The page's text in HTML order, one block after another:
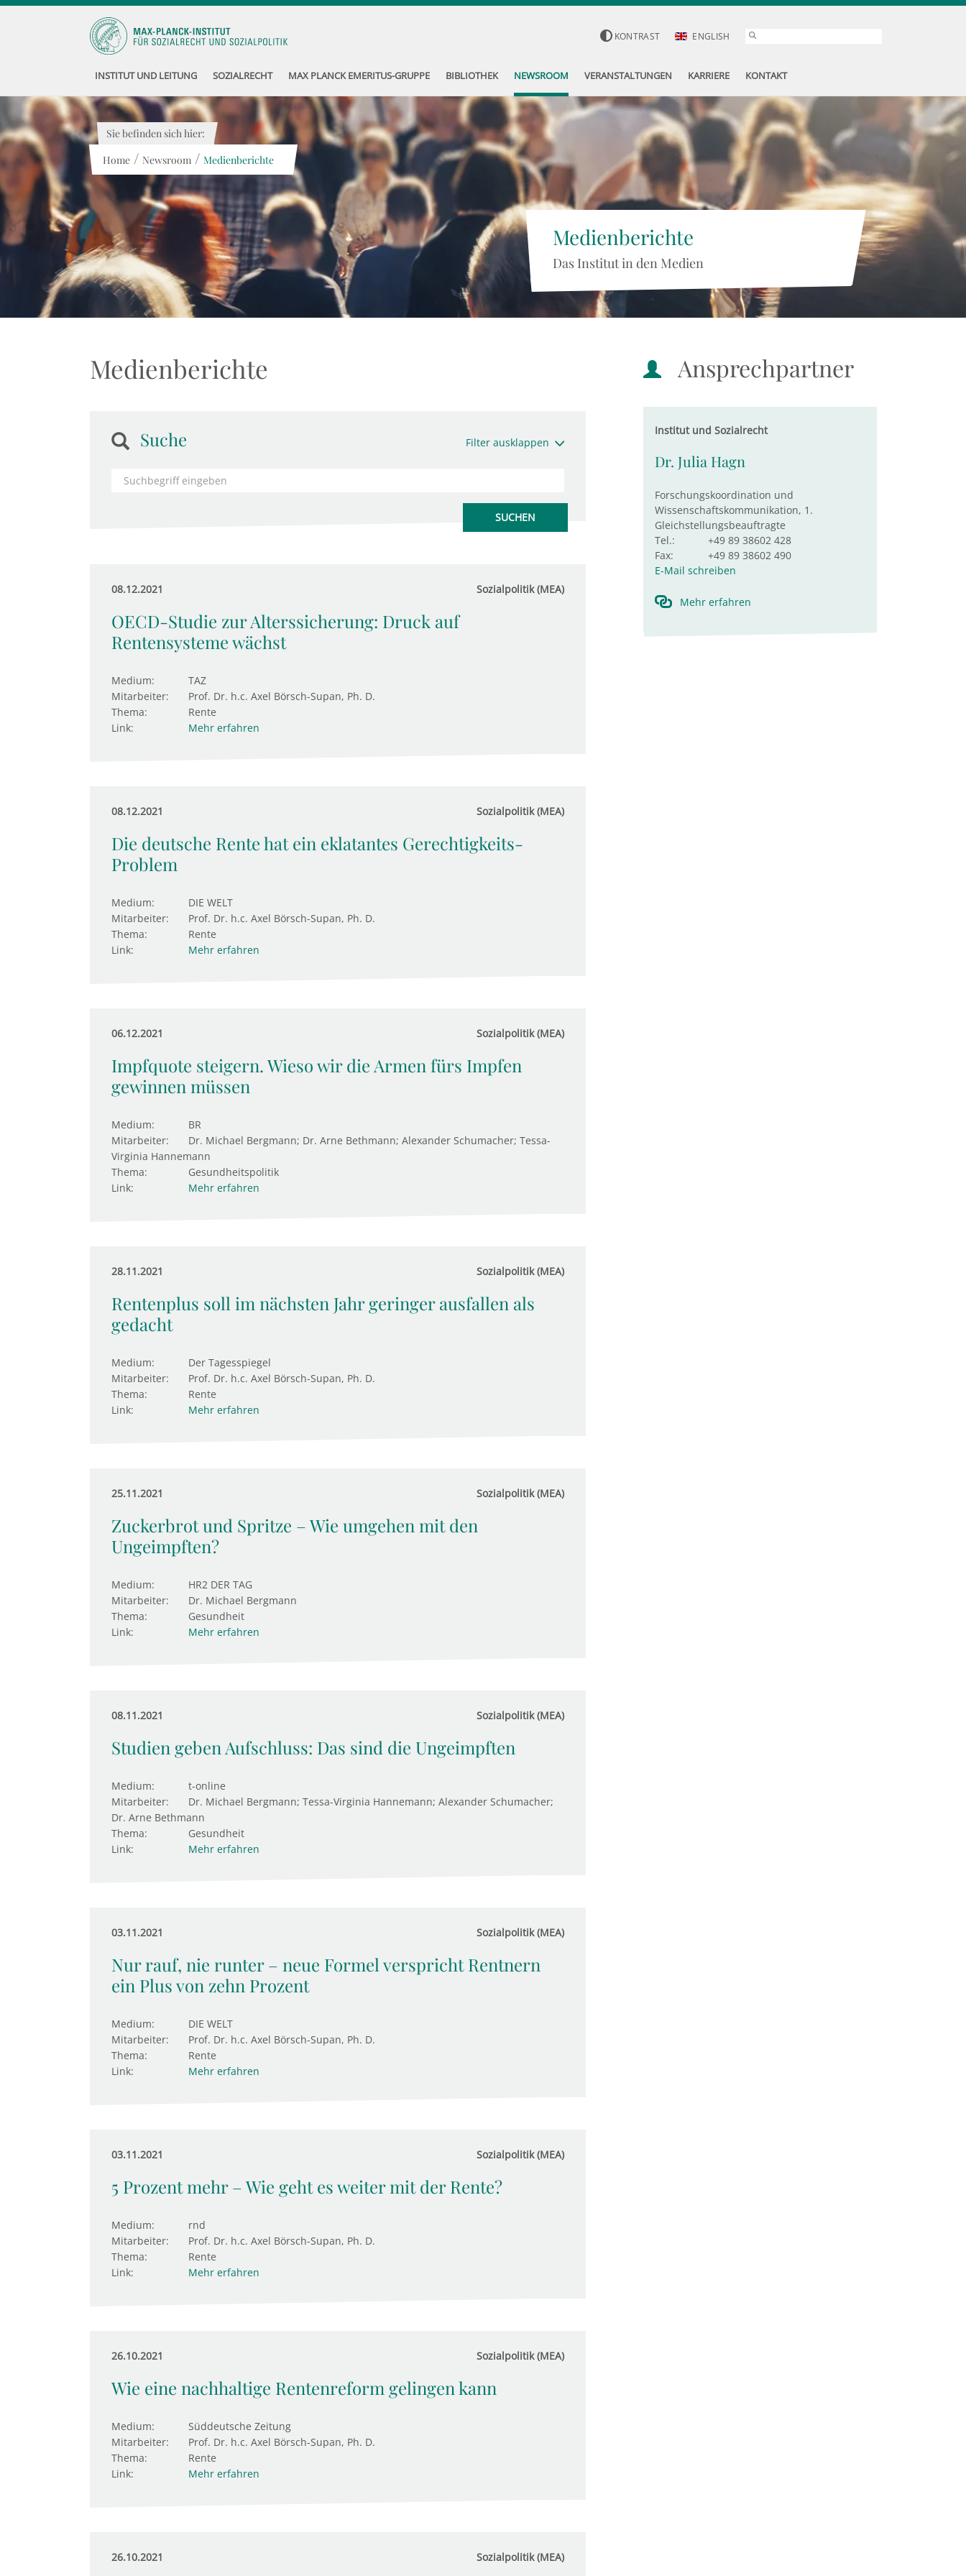
KONTRAST ENGLISH
INSTITUT UND LEITUNG SOZIALRECHT MAX PLANCK EMERITUS-GRUPPE BIBLIOTHEK NEWSROOM VERANSTALTUNGEN KARRIERE KONTAKT
Medienberichte
Das Institut in den Medien
Sie befinden sich hier:
Home / Newsroom / Medienberichte
Medienberichte
Suche Filter ausklappen
08.12.2021 Sozialpolitik (MEA)
OECD-Studie zur Alterssicherung: Druck auf
Rentensysteme wächst
Medium:
TAZ
Mitarbeiter:
Prof. Dr. h.c. Axel Börsch-Supan, Ph. D.
Thema:
Rente
Link:
Mehr erfahren
08.12.2021 Sozialpolitik (MEA)
Die deutsche Rente hat ein eklatantes Gerechtigkeits-
Problem
Medium:
DIE WELT
Mitarbeiter:
Prof. Dr. h.c. Axel Börsch-Supan, Ph. D.
Thema:
Rente
Link:
Mehr erfahren
06.12.2021 Sozialpolitik (MEA)
Impfquote steigern. Wieso wir die Armen fürs Impfen
gewinnen müssen
Medium:
BR
Mitarbeiter:
Dr. Michael Bergmann; Dr. Arne Bethmann; Alexander Schumacher; Tessa-
Virginia Hannemann
Thema:
Gesundheitspolitik
Link:
Mehr erfahren
28.11.2021 Sozialpolitik (MEA)
Rentenplus soll im nächsten Jahr geringer ausfallen als
gedacht
Medium:
Der Tagesspiegel
Mitarbeiter:
Prof. Dr. h.c. Axel Börsch-Supan, Ph. D.
Thema:
Rente
Link:
Mehr erfahren
25.11.2021 Sozialpolitik (MEA)
Zuckerbrot und Spritze – Wie umgehen mit den
Ungeimpften?
Medium:
HR2 DER TAG
Mitarbeiter:
Dr. Michael Bergmann
Thema:
Gesundheit
Link:
Mehr erfahren
08.11.2021 Sozialpolitik (MEA)
Studien geben Aufschluss: Das sind die Ungeimpften
Medium:
t-online
Mitarbeiter:
Dr. Michael Bergmann; Tessa-Virginia Hannemann; Alexander Schumacher;
Dr. Arne Bethmann
Thema:
Gesundheit
Link:
Mehr erfahren
03.11.2021 Sozialpolitik (MEA)
Nur rauf, nie runter – neue Formel verspricht Rentnern
ein Plus von zehn Prozent
Medium:
DIE WELT
Mitarbeiter:
Prof. Dr. h.c. Axel Börsch-Supan, Ph. D.
Thema:
Rente
Link:
Mehr erfahren
03.11.2021 Sozialpolitik (MEA)
5 Prozent mehr – Wie geht es weiter mit der Rente?
Medium:
rnd
Mitarbeiter:
Prof. Dr. h.c. Axel Börsch-Supan, Ph. D.
Thema:
Rente
Link:
Mehr erfahren
26.10.2021 Sozialpolitik (MEA)
Wie eine nachhaltige Rentenreform gelingen kann
Medium:
Süddeutsche Zeitung
Mitarbeiter:
Prof. Dr. h.c. Axel Börsch-Supan, Ph. D.
Thema:
Rente
Link:
Mehr erfahren
26.10.2021 Sozialpolitik (MEA)
Ansprechpartner
Institut und Sozialrecht
Dr. Julia Hagn
Forschungskoordination und
Wissenschaftskommunikation, 1.
Gleichstellungsbeauftragte
Tel.:
+49 89 38602 428
Fax:
+49 89 38602 490
E-Mail schreiben
Mehr erfahren